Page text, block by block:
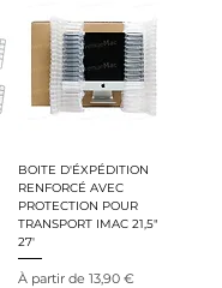
BOITE D'ÉXPÉDITION
RENFORCÉ AVEC
PROTECTION POUR
TRANSPORT IMAC 21,5"
27'
À partir de 13,90 €
Prix promotionnel